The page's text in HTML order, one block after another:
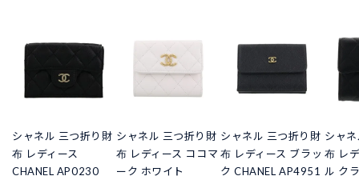
シャネル 三つ折り財
布 レディース
CHANEL AP0230
シャネル 三つ折り財
布 レディース ココマ
ーク ホワイト
シャネル 三つ折り財
布 レディース ブラッ
ク CHANEL AP4951
シャ
布 レ
ル ク